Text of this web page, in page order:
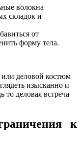
волокна
складок и
от
форму тела.
или деловой костюм
изысканно и
деловая встреча
к